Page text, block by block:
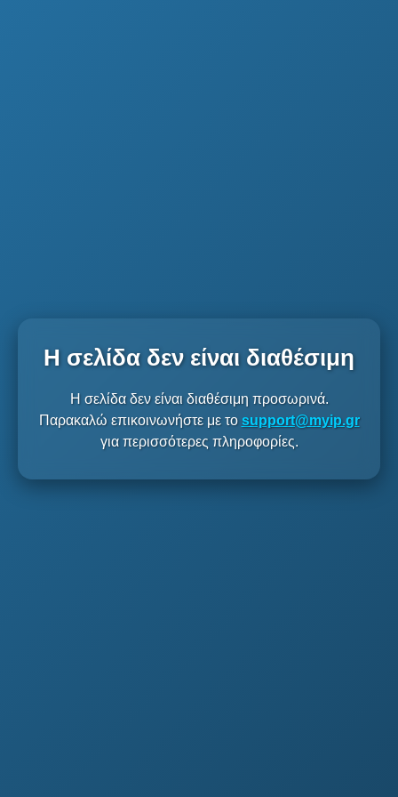
Η σελίδα δεν είναι διαθέσιμη
Η σελίδα δεν είναι διαθέσιμη προσωρινά.
Παρακαλώ επικοινωνήστε με το support@myip.gr
για περισσότερες πληροφορίες.